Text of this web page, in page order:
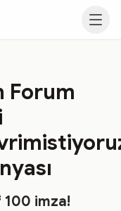
Forum
100 imza!